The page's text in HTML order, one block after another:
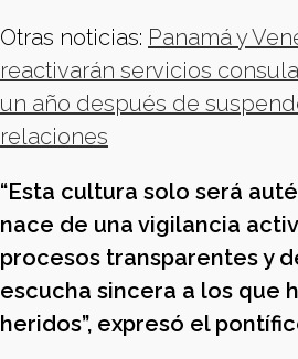
Otras noticias: Panamá y
reactivarán servicios
un año después de
relaciones
“Esta cultura solo será
nace de una vigilancia
procesos transparentes y
escucha sincera a los que
heridos”, expresó el